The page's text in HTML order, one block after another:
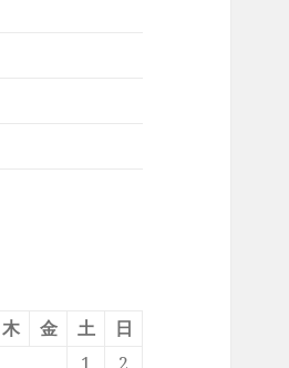
木 金 土
日